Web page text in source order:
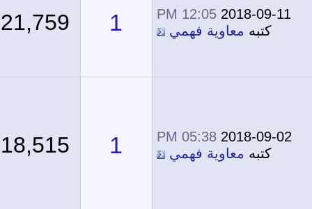
2018-09-11
12:05 PM
كتبهمعاوية فهمي 1
21,759
2018-09-02
05:38 PM
كتبهمعاوية فهمي 1
18,515